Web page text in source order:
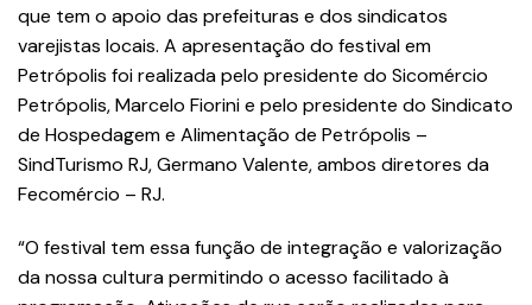
que tem o apoio das prefeituras e dos sindicatos
varejistas locais. A apresentação do festival em
Petrópolis foi realizada pelo presidente do Sicomércio
Petrópolis, Marcelo Fiorini e pelo presidente do Sindicato
de Hospedagem e Alimentação de Petrópolis –
SindTurismo RJ, Germano Valente, ambos diretores da
Fecomércio – RJ.
“O festival tem essa função de integração e valorização
da nossa cultura permitindo o acesso facilitado à